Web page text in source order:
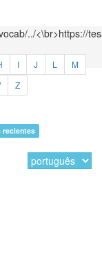
../<\br>https://
I J L
M
Z
recientes